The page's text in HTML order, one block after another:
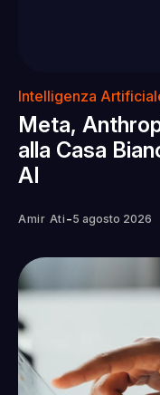
Intelligenza
Meta,
alla Casa
AI
Amir Ati -5 agosto 2026